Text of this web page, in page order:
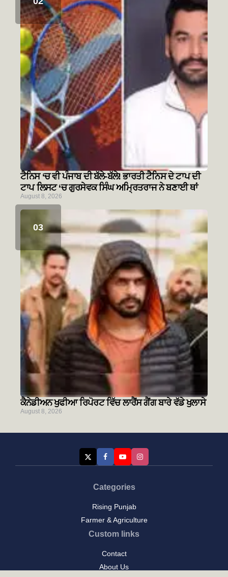
ਟੈਨਿਸ ‘ਚ ਵੀ ਪੰਜਾਬ ਦੀ ਬੱਲੇ-ਬੱਲੇ! ਭਾਰਤੀ ਟੈਨਿਸ ਦੇ ਟਾਪ ਦੀ
ਟਾਪ ਲਿਸਟ ‘ਚ ਗੁਰਸੇਵਕ ਸਿੰਘ ਅਮ੍ਰਿਤਰਾਜ ਨੇ ਬਣਾਈ ਥਾਂ
August 8, 2026
ਕੈਨੇਡੀਅਨ ਖੁਫੀਆ ਰਿਪੋਰਟ ਵਿੱਚ ਲਾਰੈਂਸ ਗੈਂਗ ਬਾਰੇ ਵੱਡੇ ਖੁਲਾਸੇ
August 8, 2026
Categories
Rising Punjab
Farmer & Agriculture
Custom links
Contact
About Us